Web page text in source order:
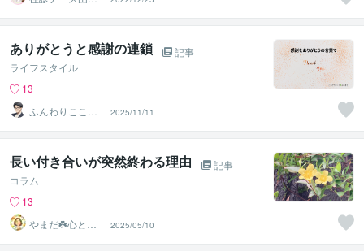
子＠人間関係分
析ルーム
ありがとうと感謝の連鎖
記事
ライフスタイル
13
ふんわりこころ
サポート☘️みち
まさ
2025/11/11
長い付き合いが突然終わる理由
記事
コラム
13
やまだ☘️心と頭
がスッキリ整う
サロン
2025/05/10